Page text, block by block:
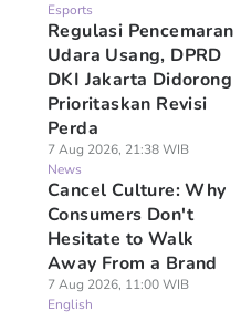
Esports
Regulasi Pencemaran
Udara Usang, DPRD
DKI Jakarta Didorong
Prioritaskan Revisi
Perda
7 Aug 2026, 21:38 WIB
News
Cancel Culture: Why
Consumers Don't
Hesitate to Walk
Away From a Brand
7 Aug 2026, 11:00 WIB
English